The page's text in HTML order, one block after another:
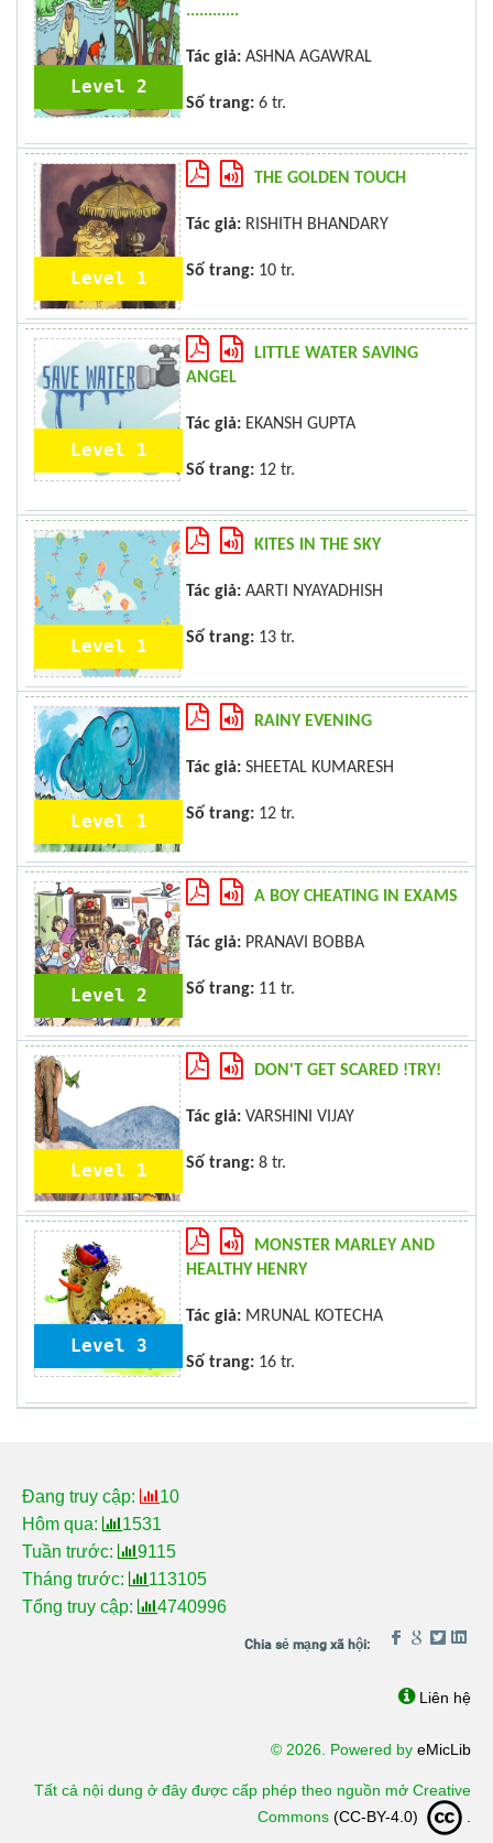
Level 2
............
Tác giả: ASHNA AGAWRAL
Số trang: 6 tr.
Level 1
THE GOLDEN TOUCH
Tác giả: RISHITH BHANDARY
Số trang: 10 tr.
Level 1
LITTLE WATER SAVING
ANGEL
Tác giả: EKANSH GUPTA
Số trang: 12 tr.
Level 1
KITES IN THE SKY
Tác giả: AARTI NYAYADHISH
Số trang: 13 tr.
Level 1
RAINY EVENING
Tác giả: SHEETAL KUMARESH
Số trang: 12 tr.
Level 2
A BOY CHEATING IN EXAMS
Tác giả: PRANAVI BOBBA
Số trang: 11 tr.
Level 1
DON'T GET SCARED !TRY!
Tác giả: VARSHINI VIJAY
Số trang: 8 tr.
Level 3
MONSTER MARLEY AND
HEALTHY HENRY
Tác giả: MRUNAL KOTECHA
Số trang: 16 tr.
Đang truy cập:
10
Hôm qua:
1531
Tuần trước:
9115
Tháng trước:
113105
Tổng truy cập:
4740996
Liên hệ
© 2026. Powered by eMicLib
Tất cả nội dung ở đây được cấp phép theo nguồn mở Creative
Commons (CC-BY-4.0)